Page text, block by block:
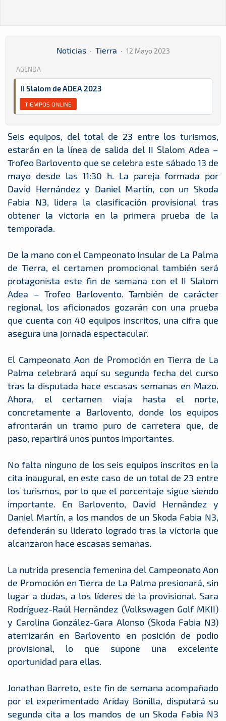
Noticias · Tierra · 12 Mayo 2023
AGENDA
II Slalom de ADEA 2023
TIEMPOS ONLINE
Seis equipos, del total de 23 entre los turismos,
estarán en la línea de salida del II Slalom Adea –
Trofeo Barlovento que se celebra este sábado 13 de
mayo desde las 11:30 h. La pareja formada por
David Hernández y Daniel Martín, con un Skoda
Fabia N3, lidera la clasificación provisional tras
obtener la victoria en la primera prueba de la
temporada.
De la mano con el Campeonato Insular de La Palma
de Tierra, el certamen promocional también será
protagonista este fin de semana con el II Slalom
Adea – Trofeo Barlovento. También de carácter
regional, los aficionados gozarán con una prueba
que cuenta con 40 equipos inscritos, una cifra que
asegura una jornada espectacular.
El Campeonato Aon de Promoción en Tierra de La
Palma celebrará aquí su segunda fecha del curso
tras la disputada hace escasas semanas en Mazo.
Ahora, el certamen viaja hasta el norte,
concretamente a Barlovento, donde los equipos
afrontarán un tramo puro de carretera que, de
paso, repartirá unos puntos importantes.
No falta ninguno de los seis equipos inscritos en la
cita inaugural, en este caso de un total de 23 entre
los turismos, por lo que el porcentaje sigue siendo
importante. En Barlovento, David Hernández y
Daniel Martín, a los mandos de un Skoda Fabia N3,
defenderán su liderato logrado tras la victoria que
alcanzaron hace escasas semanas.
La nutrida presencia femenina del Campeonato Aon
de Promoción en Tierra de La Palma presionará, sin
lugar a dudas, a los líderes de la provisional. Sara
Rodríguez-Raúl Hernández (Volkswagen Golf MKII)
y Carolina González-Gara Alonso (Skoda Fabia N3)
aterrizarán en Barlovento en posición de podio
provisional, lo que supone una excelente
oportunidad para ellas.
Jonathan Barreto, este fin de semana acompañado
por el experimentado Ariday Bonilla, disputará su
segunda cita a los mandos de un Skoda Fabia N3